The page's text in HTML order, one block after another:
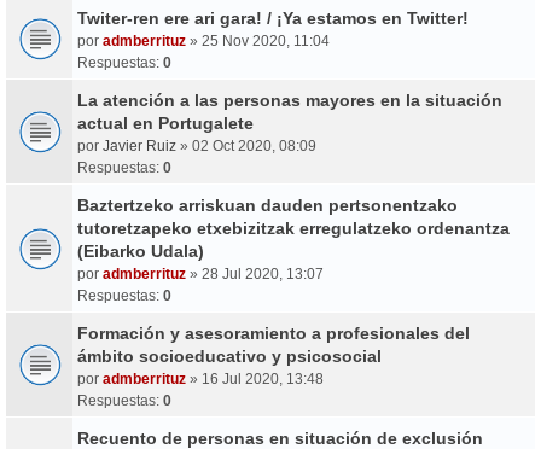
Twiter-ren ere ari gara! / ¡Ya estamos en Twitter!
por admberrituz » 25 Nov 2020, 11:04
Respuestas: 0
La atención a las personas mayores en la situación
actual en Portugalete
por Javier Ruiz » 02 Oct 2020, 08:09
Respuestas: 0
Baztertzeko arriskuan dauden pertsonentzako
tutoretzapeko etxebizitzak erregulatzeko ordenantza
(Eibarko Udala)
por admberrituz » 28 Jul 2020, 13:07
Respuestas: 0
Formación y asesoramiento a profesionales del
ámbito socioeducativo y psicosocial
por admberrituz » 16 Jul 2020, 13:48
Respuestas: 0
Recuento de personas en situación de exclusión